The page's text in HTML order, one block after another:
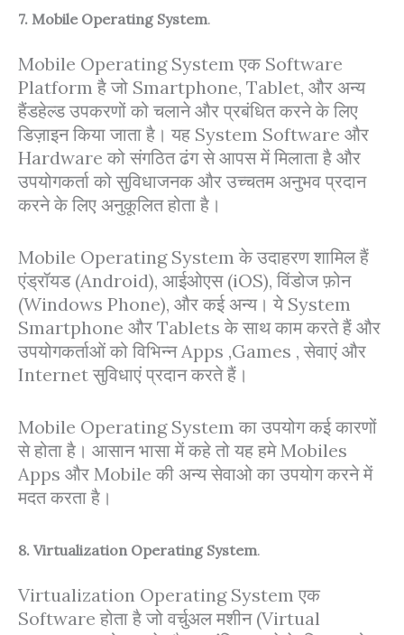
7. Mobile Operating System.
Mobile Operating System एक Software
Platform है जो Smartphone, Tablet, और अन्य
हैंडहेल्ड उपकरणों को चलाने और प्रबंधित करने के लिए
डिज़ाइन किया जाता है। यह System Software और
Hardware को संगठित ढंग से आपस में मिलाता है और
उपयोगकर्ता को सुविधाजनक और उच्चतम अनुभव प्रदान
करने के लिए अनुकूलित होता है।
Mobile Operating System के उदाहरण शामिल हैं
एंड्रॉयड (Android), आईओएस (iOS), विंडोज फ़ोन
(Windows Phone), और कई अन्य। ये System
Smartphone और Tablets के साथ काम करते हैं और
उपयोगकर्ताओं को विभिन्न Apps ,Games , सेवाएं और
Internet सुविधाएं प्रदान करते हैं।
Mobile Operating System का उपयोग कई कारणों
से होता है। आसान भासा में कहे तो यह हमे Mobiles
Apps और Mobile की अन्य सेवाओ का उपयोग करने में
मदत करता है।
8. Virtualization Operating System.
Virtualization Operating System एक
Software होता है जो वर्चुअल मशीन (Virtual